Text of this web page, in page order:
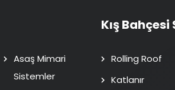
Asaş Mimari
Sistemler
Kış
Rolling Roof
Katlanır